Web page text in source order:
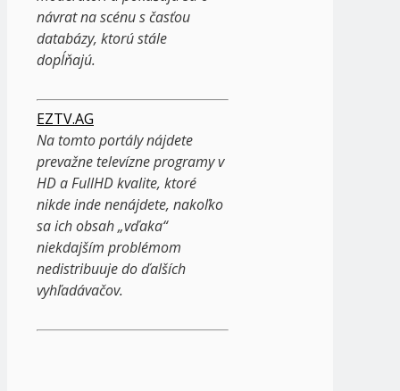
návrat na scénu s časťou
databázy, ktorú stále
dopĺňajú.
EZTV.AG
Na tomto portály nájdete
prevažne televízne programy v
HD a FullHD kvalite, ktoré
nikde inde nenájdete, nakoľko
sa ich obsah „vďaka“
niekdajším problémom
nedistribuuje do ďalších
vyhľadávačov.